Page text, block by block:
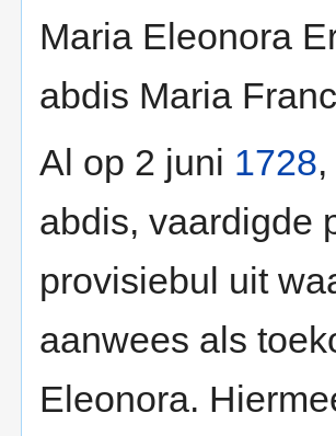
Maria Eleonora
abdis Maria
Al op 2 juni 1728
abdis, vaardigde
provisiebul uit
aanwees als
Eleonora.